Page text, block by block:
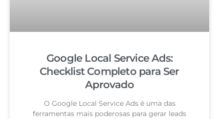
Google Local Service Ads:
Checklist Completo para Ser
Aprovado
O Google Local Service Ads é uma das
ferramentas mais poderosas para gerar leads